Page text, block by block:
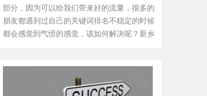
部分，因为可以给我们带来好的流量，很多的
朋友都遇到过自己的关键词排名不稳定的时候
都会感觉到气愤的感觉，该如何解决呢？新乡